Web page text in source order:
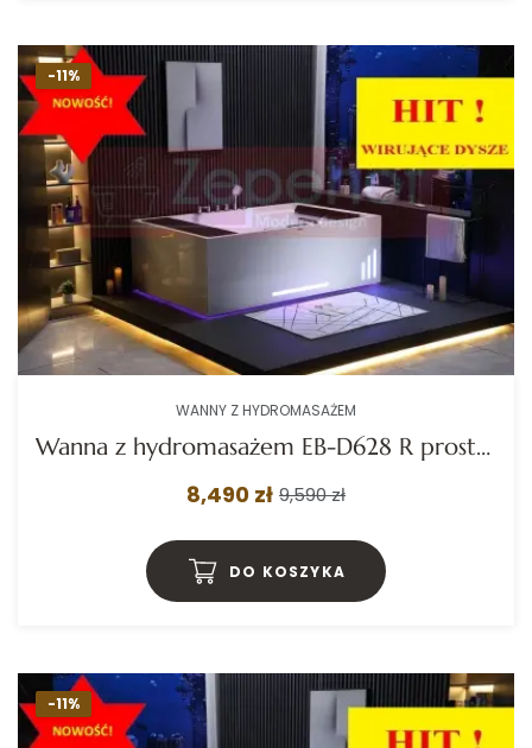
-11%
WANNY Z HYDROMASAŻEM
Wanna z hydromasażem EB-D628 R prostokątna 184cmx119cmx62cm 2+2 DYSZE OBROTOWE, MASAŻ KARKU, WODOSPAD, PILOT
8,490 zł 9,590 zł
DO KOSZYKA
-11%